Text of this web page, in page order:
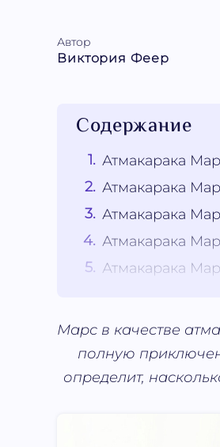
Автор
Виктория Феер
Содержание
Атмакарака
Атмакарака
Атмакарака
Атмакарака
Атмакарака
Марс в качестве
полную
определит,